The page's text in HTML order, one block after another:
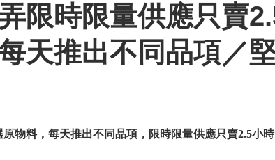
限時限量供應只賣
天推出不同品項／
物料，每天推出不同品項，限時限量供應只賣2.5小